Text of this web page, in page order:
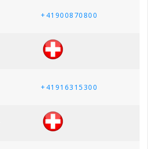
+41900870800
+41916315300